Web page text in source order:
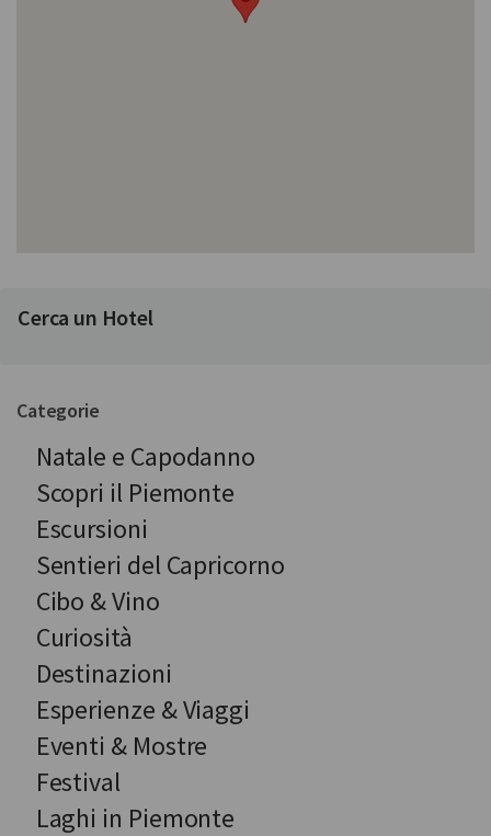
Cerca un Hotel
Categorie
Natale e Capodanno
Scopri il Piemonte
Escursioni
Sentieri del Capricorno
Cibo & Vino
Curiosità
Destinazioni
Esperienze & Viaggi
Eventi & Mostre
Festival
Laghi in Piemonte